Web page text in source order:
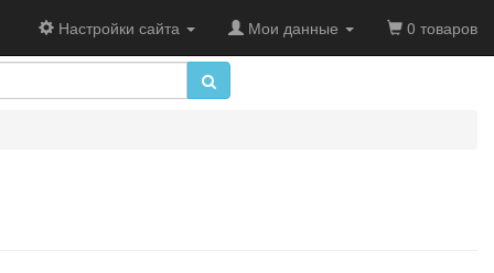
Настройки сайта Мои данные 0 товаров